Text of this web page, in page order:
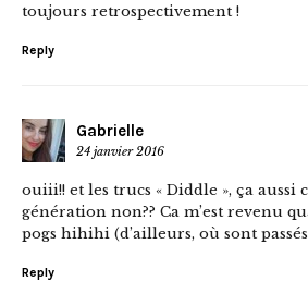
toujours retrospectivement !
Reply
Gabrielle
24 janvier 2016
ouiii!! et les trucs « Diddle », ça aussi
génération non?? Ca m’est revenu
pogs hihihi (d’ailleurs, où sont passés
Reply